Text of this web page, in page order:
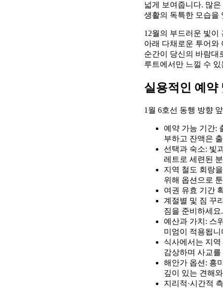
넓게 보여줍니다. 많
생활의 독특한 모습을
12월의 부드러운 빛이
아래 다채로운 투어와
순간이 당신의 바람대
루트에서만 느낄 수
실용적인 예약
1월 6호선 동행 방향
예약 가능 기간:
부하고 잔액은
선택과 숙소: 빛
레트로 세련된
지역 철도 회랑
위해 옵션으로
여권 유효 기간
계절별 및 짐 꾸
짐을 준비하세
예산과 가치: 스
미엄이 적용됩
식사에서는 지
감상하며 사교
해안가 옵션: 흥
깊이 있는 견해
지리적·시간적